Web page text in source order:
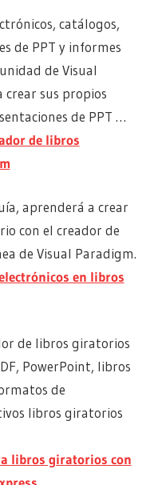
catálogos,
de PPT y informes
de Visual
crear sus propios
de PPT …
de libros
aprenderá a crear
con el creador de
de Visual Paradigm.
en libros
de libros giratorios
PowerPoint, libros
de
libros giratorios
libros giratorios con